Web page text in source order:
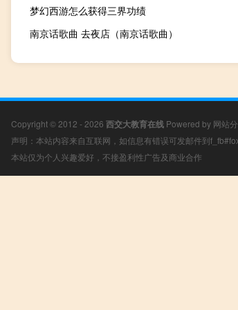
梦幻西游怎么获得三界功绩
南京话歌曲 去夜店（南京话歌曲）
Copyright © 2012 - 2026 西交大教育在线 Powered by 网站
声明：本站内容来自互联网，如信息有错误可发邮件到
本站仅为个人兴趣爱好，不接盈利性广告及商业合作